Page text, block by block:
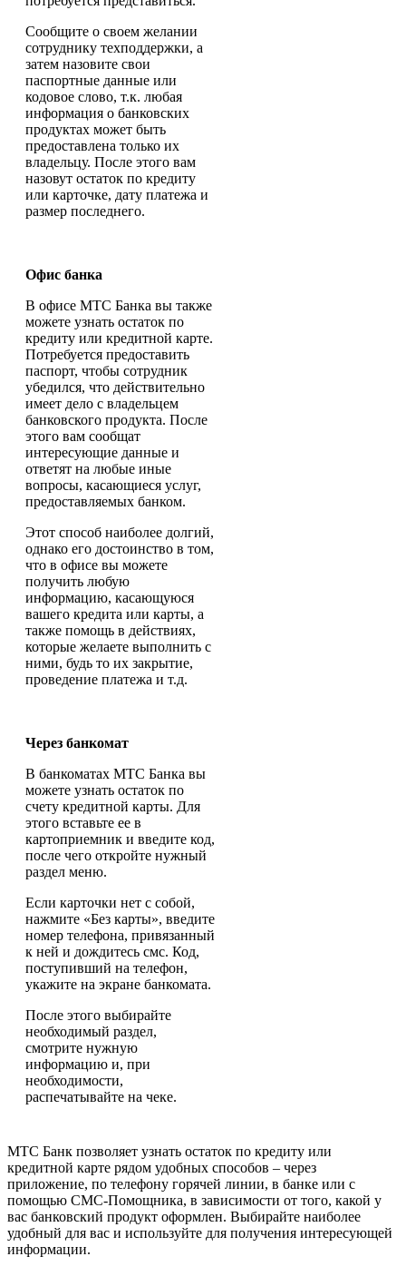
Сообщите о своем желании
сотруднику техподдержки, а
затем назовите свои
паспортные данные или
кодовое слово, т.к. любая
информация о банковских
продуктах может быть
предоставлена только их
владельцу. После этого вам
назовут остаток по кредиту
или карточке, дату платежа и
размер последнего.
Офис банка
В офисе МТС Банка вы также
можете узнать остаток по
кредиту или кредитной карте.
Потребуется предоставить
паспорт, чтобы сотрудник
убедился, что действительно
имеет дело с владельцем
банковского продукта. После
этого вам сообщат
интересующие данные и
ответят на любые иные
вопросы, касающиеся услуг,
предоставляемых банком.
Этот способ наиболее долгий,
однако его достоинство в том,
что в офисе вы можете
получить любую
информацию, касающуюся
вашего кредита или карты, а
также помощь в действиях,
которые желаете выполнить с
ними, будь то их закрытие,
проведение платежа и т.д.
Через банкомат
В банкоматах МТС Банка вы
можете узнать остаток по
счету кредитной карты. Для
этого вставьте ее в
картоприемник и введите код,
после чего откройте нужный
раздел меню.
Если карточки нет с собой,
нажмите «Без карты», введите
номер телефона, привязанный
к ней и дождитесь смс. Код,
поступивший на телефон,
укажите на экране банкомата.
После этого выбирайте
необходимый раздел,
смотрите нужную
информацию и, при
необходимости,
распечатывайте на чеке.
МТС Банк позволяет узнать остаток по кредиту или
кредитной карте рядом удобных способов – через
приложение, по телефону горячей линии, в банке или с
помощью СМС-Помощника, в зависимости от того, какой у
вас банковский продукт оформлен. Выбирайте наиболее
удобный для вас и используйте для получения интересующей
информации.